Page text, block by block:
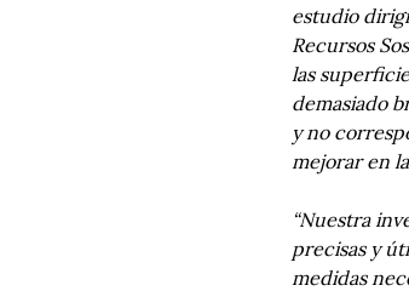
estudio
Recursos
las
demasiado
y no
mejorar en
“Nuestra
precisas y
medidas